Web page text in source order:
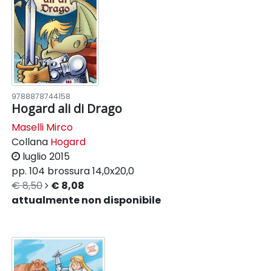
9788878744158
Hogard ali di Drago
Maselli Mirco
Collana Hogard
luglio 2015
pp. 104 brossura14,0x20,0
€ 8,50
€ 8,08
attualmente non disponibile